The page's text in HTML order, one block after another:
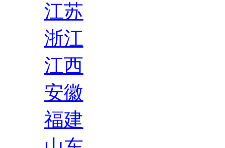
江苏
浙江
江西
安徽
福建